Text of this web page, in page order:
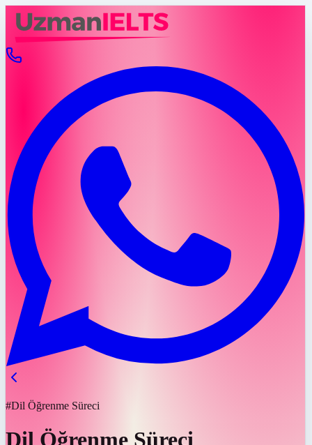
#Dil Öğrenme Süreci
Dil Öğrenme Süreci